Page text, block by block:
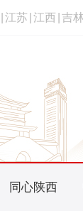
江苏 江西 吉林
同心陕西